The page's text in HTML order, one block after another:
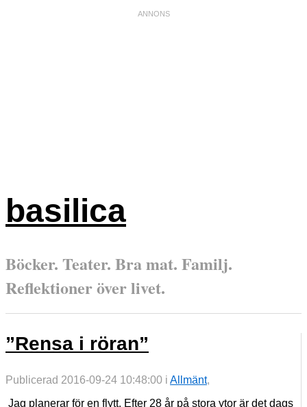
basilica
Böcker. Teater. Bra mat. Familj.
Reflektioner över livet.
”Rensa i röran”
Publicerad 2016-09-24 10:48:00 i Allmänt,
Jag planerar för en flytt. Efter 28 år på stora ytor är det dags